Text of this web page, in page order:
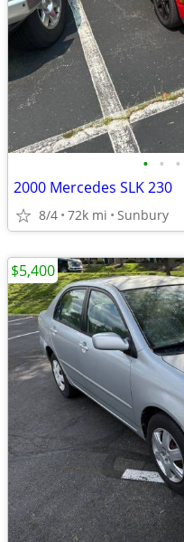
• • •
2000 Mercedes SLK 230
8/4 72k mi Sunbury
$5,400